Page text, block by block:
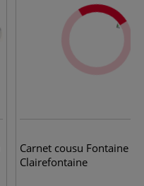
Carnet cousu Fontaine
Clairefontaine